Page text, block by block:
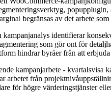
begränsas av det arbete
identifierar
som gör ont för
hindrar byråer från att
kampanjarbete - kvartalsvisa
arbetet från
för högre värderingstjänster